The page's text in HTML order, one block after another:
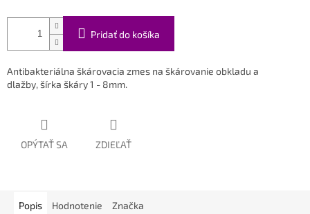
Pridať do košíka
Antibakteriálna škárovacia zmes na škárovanie obkladu a
dlažby, šírka škáry 1 - 8mm.
OPÝTAŤ SA ZDIEĽAŤ
Popis Hodnotenie Značka